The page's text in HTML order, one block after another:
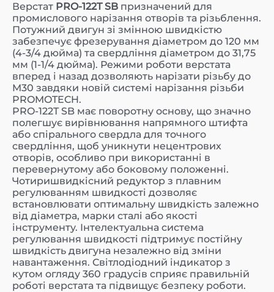
Верстат PRO-122T SB призначений для
промислового нарізання отворів та різьблення.
Потужний двигун зі змінною швидкістю
забезпечує фрезерування діаметром до 120 мм
(4-3/4 дюйма) та свердління діаметром до 31,75
мм (1-1/4 дюйма). Режими роботи верстата
вперед і назад дозволяють нарізати різьбу до
M30 завдяки новій системі нарізання різьби
PROMOTECH.
PRO-122T SB має поворотну основу, що значно
полегшує вирівнювання напрямного штифта
або спірального свердла для точного
свердління, щоб уникнути нецентрових
отворів, особливо при використанні в
перевернутому або боковому положенні.
Чотиришвидкісний редуктор з плавним
регулюванням швидкості дозволяє
встановлювати оптимальну швидкість залежно
від діаметра, марки сталі або якості
інструменту. Інтелектуальна система
регулювання швидкості підтримує постійну
швидкість двигуна незалежно від зміни
навантаження. Світлодіодний індикатор з
кутом огляду 360 градусів сприяє правильній
роботі верстата та підвищує безпеку роботи.